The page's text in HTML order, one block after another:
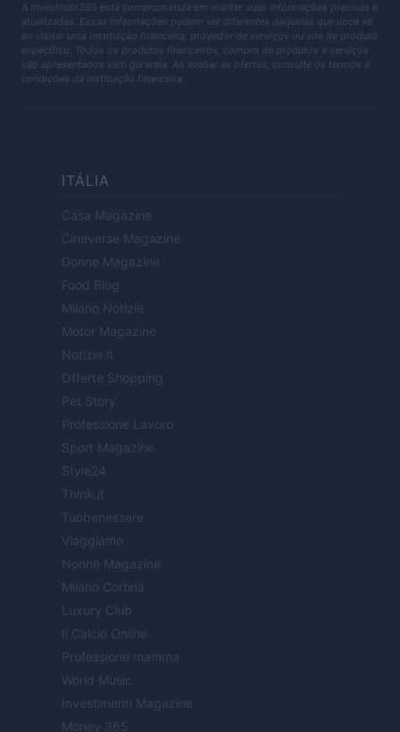
A Investindo365 está comprometida em manter suas informações precisas e
atualizadas. Essas informações podem ser diferentes daquelas que você vê
ao visitar uma instituição financeira, provedor de serviços ou site de produto
específico. Todos os produtos financeiros, compra de produtos e serviços
são apresentados sem garantia. Ao avaliar as ofertas, consulte os termos e
condições da instituição financeira.
ITÁLIA
Casa Magazine
Cineverse Magazine
Donne Magazine
Food Blog
Milano Notizie
Motor Magazine
Notizie.it
Offerte Shopping
Pet Story
Professione Lavoro
Sport Magazine
Style24
Think.it
Tuobenessere
Viaggiamo
Nonne Magazine
Milano Cortina
Luxury Club
Il Calcio Online
Professione mamma
World Music
Investimenti Magazine
Money 365